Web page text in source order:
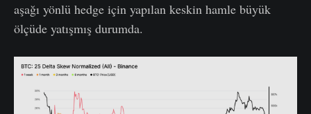
aşağı yönlü hedge için yapılan keskin hamle büyük
ölçüde yatışmış durumda.